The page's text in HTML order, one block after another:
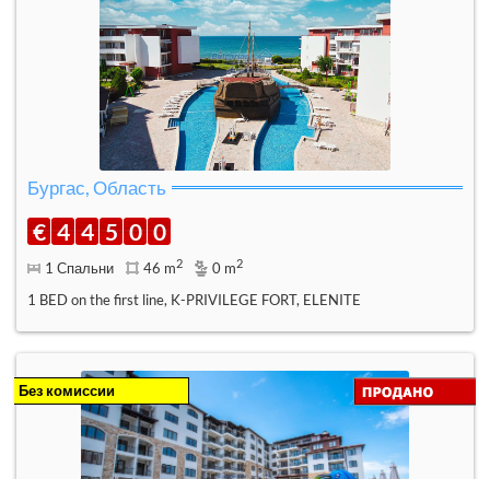
Бургас, Область
€ 4 4 5 0 0
1 Спальни 46 m2 0 m2
1 BED on the first line, K-PRIVILEGE FORT, ELENITE
Без комиссии